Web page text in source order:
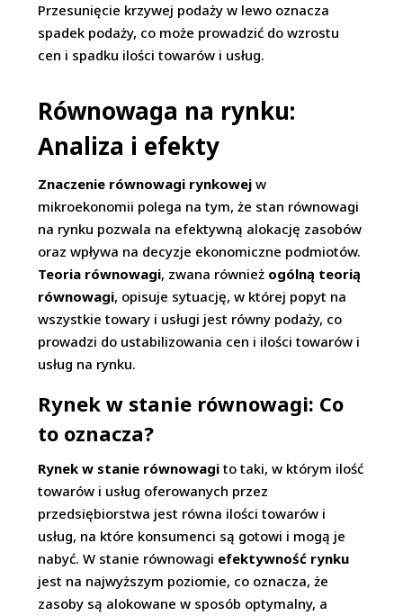
Przesunięcie krzywej podaży w lewo oznacza
spadek podaży, co może prowadzić do wzrostu
cen i spadku ilości towarów i usług.
Równowaga na rynku:
Analiza i efekty
Znaczenie równowagi rynkowej w
mikroekonomii polega na tym, że stan równowagi
na rynku pozwala na efektywną alokację zasobów
oraz wpływa na decyzje ekonomiczne podmiotów.
Teoria równowagi, zwana również ogólną teorią
równowagi, opisuje sytuację, w której popyt na
wszystkie towary i usługi jest równy podaży, co
prowadzi do ustabilizowania cen i ilości towarów i
usług na rynku.
Rynek w stanie równowagi: Co
to oznacza?
Rynek w stanie równowagi to taki, w którym ilość
towarów i usług oferowanych przez
przedsiębiorstwa jest równa ilości towarów i
usług, na które konsumenci są gotowi i mogą je
nabyć. W stanie równowagi efektywność rynku
jest na najwyższym poziomie, co oznacza, że
zasoby są alokowane w sposób optymalny, a